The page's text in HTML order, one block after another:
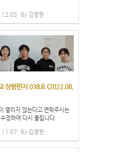
By 김영현
상황편지 038호 (2022.08.
열리지 않는다고 연락주시는
정하여 다시 올립니다.
By 김영현